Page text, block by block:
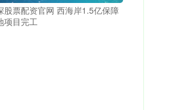
股票配资官网 西海岸1.5亿保障
项目完工